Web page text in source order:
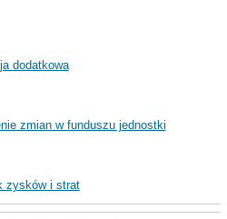
dodatkowa
zmian w funduszu jednostki
zysków i strat